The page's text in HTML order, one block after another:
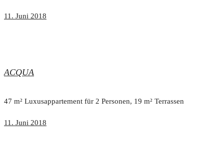
11. Juni 2018
ACQUA
47 m² Luxusappartement für 2 Personen, 19 m² Terrassen
11. Juni 2018